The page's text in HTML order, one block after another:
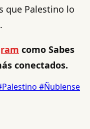
que Palestino lo
como Sabes
conectados.
#Ñublense